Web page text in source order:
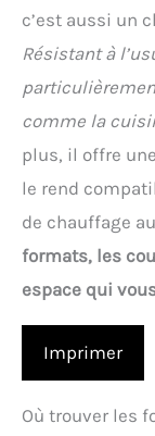
c’est aussi un
Résistant à
comme la
plus, il offre
le rend
de chauffage
formats, les
espace qui
Imprimer
Où trouver les